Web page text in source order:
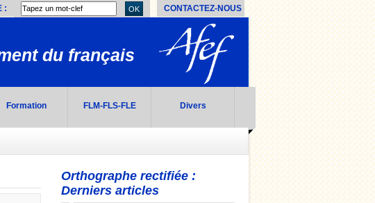
CONTACTEZ-NOUS
: OK
du français
Formation FLM-FLS-FLE Divers
Orthographe rectifiée :
Derniers articles